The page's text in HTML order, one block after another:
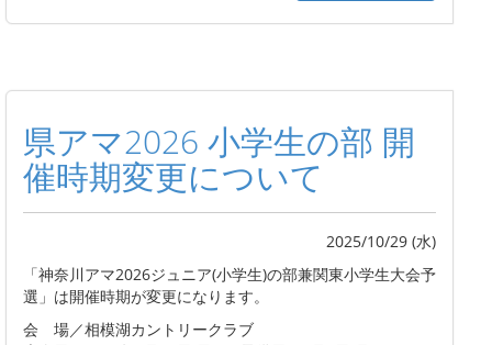
県アマ2026 小学生の部 開
催時期変更について
2025/10/29 (水)
「神奈川アマ2026ジュニア(小学生)の部兼関東小学生大会予
選」は開催時期が変更になります。
会 場／相模湖カントリークラブ